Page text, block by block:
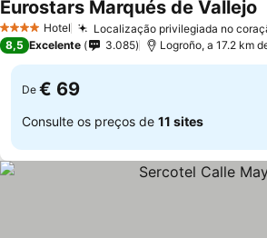
4 EstrelasHotel Localização privilegiada no
Eurostars Marqués de Vallejo
8,5 Excelente 3.085 Logroño, a 17.2 km
De € 69
Consulte os preços de 11 sites